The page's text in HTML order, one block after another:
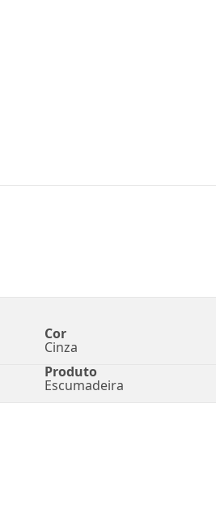
Cor
Cinza
Produto
Escumadeira